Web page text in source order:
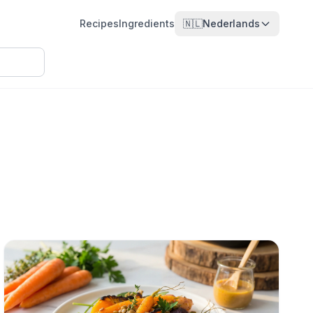
RecipesIngredients 🇳🇱Nederlands